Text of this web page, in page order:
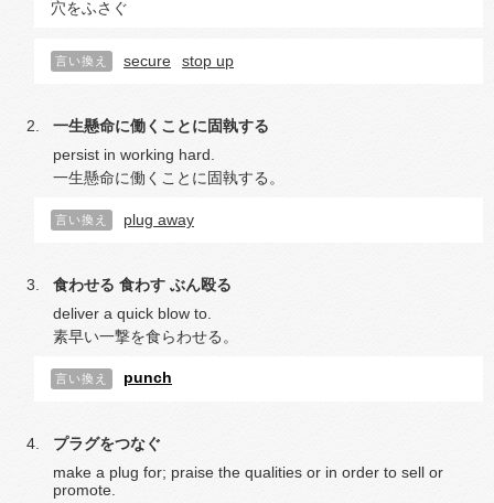
穴をふさぐ
言い換え secure stop up
一生懸命に働くことに固執する
persist in working hard.
一生懸命に働くことに固執する。
言い換え plug away
食わせる 食わす ぶん殴る
deliver a quick blow to.
素早い一撃を食らわせる。
言い換え punch
プラグをつなぐ
make a plug for; praise the qualities or in order to sell or
promote.